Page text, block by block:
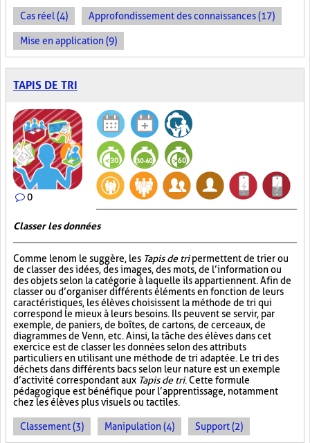
Cas réel (4) Approfondissement des connaissances (17)
Mise en application (9)
TAPIS DE TRI
0
Classer les données
Comme le nom le suggère, les Tapis de tripermettent de trier ou
de classer des idées, des images, des mots, de l’information ou
des objets selon la catégorie à laquelle ils appartiennent. Afin de
classer ou d’organiser différents éléments en fonction de leurs
caractéristiques, les élèves choisissent la méthode de tri qui
correspond le mieux à leurs besoins. Ils peuvent se servir, par
exemple, de paniers, de boîtes, de cartons, de cerceaux, de
diagrammes de Venn, etc. Ainsi, la tâche des élèves dans cet
exercice est de classer les données selon des attributs
particuliers en utilisant une méthode de tri adaptée. Le tri des
déchets dans différents bacs selon leur nature est un exemple
d’activité correspondant aux Tapis de tri. Cette formule
pédagogique est bénéfique pour l’apprentissage, notamment
chez les élèves plus visuels ou tactiles.
Classement (3) Manipulation (4) Support (2)